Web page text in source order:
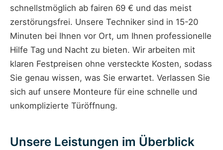
schnellstmöglich ab fairen 69 € und das meist
zerstörungsfrei. Unsere Techniker sind in 15-20
Minuten bei Ihnen vor Ort, um Ihnen professionelle
Hilfe Tag und Nacht zu bieten. Wir arbeiten mit
klaren Festpreisen ohne versteckte Kosten, sodass
Sie genau wissen, was Sie erwartet. Verlassen Sie
sich auf unsere Monteure für eine schnelle und
unkomplizierte Türöffnung.
Unsere Leistungen im Überblick